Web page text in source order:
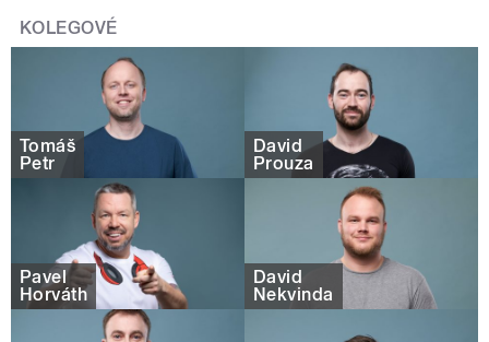
KOLEGOVÉ
Tomáš
Petr
David
Prouza
Pavel
Horváth
David
Nekvinda